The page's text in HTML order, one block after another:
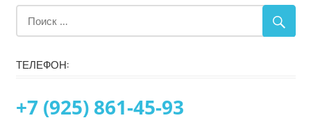
ТЕЛЕФОН:
+7 (925) 861-45-93